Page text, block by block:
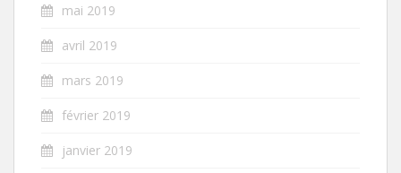
mai 2019
avril 2019
mars 2019
février 2019
janvier 2019